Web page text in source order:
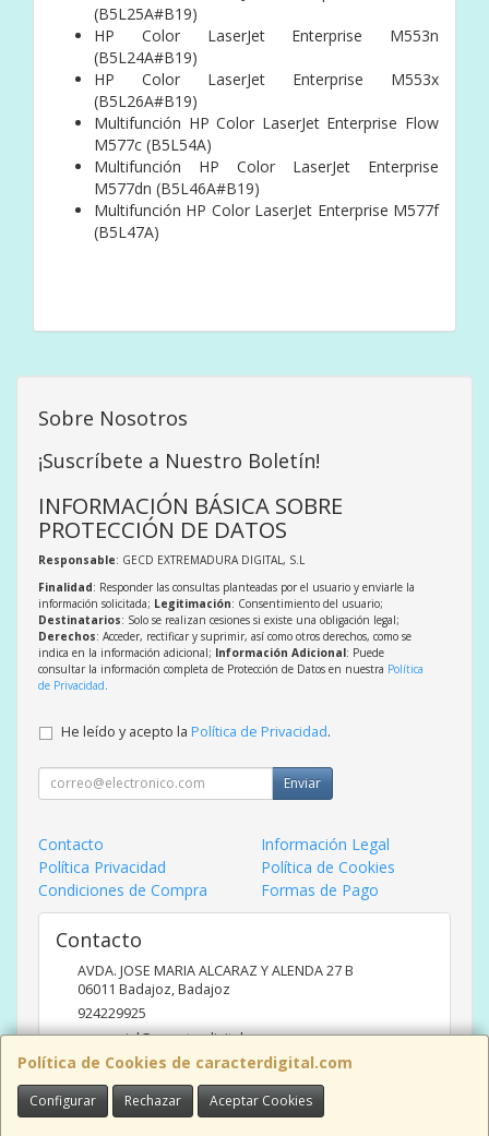
(B5L25A#B19)
HP Color LaserJet Enterprise M553n
(B5L24A#B19)
HP Color LaserJet Enterprise M553x
(B5L26A#B19)
Multifunción HP Color LaserJet Enterprise Flow
M577c (B5L54A)
Multifunción HP Color LaserJet Enterprise
M577dn (B5L46A#B19)
Multifunción HP Color LaserJet Enterprise M577f
(B5L47A)
Política de Cookies de caracterdigital.com
Configurar Rechazar Aceptar Cookies
Sobre Nosotros
¡Suscríbete a Nuestro Boletín!
INFORMACIÓN BÁSICA SOBRE
PROTECCIÓN DE DATOS
Responsable: GECD EXTREMADURA DIGITAL, S.L
Finalidad: Responder las consultas planteadas por el usuario y enviarle la
información solicitada; Legitimación: Consentimiento del usuario;
Destinatarios: Solo se realizan cesiones si existe una obligación legal;
Derechos: Acceder, rectificar y suprimir, así como otros derechos, como se
indica en la información adicional; Información Adicional: Puede
consultar la información completa de Protección de Datos en nuestra Política
de Privacidad
He leído y acepto la Política de Privacidad.
Enviar
Contacto
Información Legal
Política Privacidad
Política de Cookies
Condiciones de Compra
Formas de Pago
Contacto
AVDA. JOSE MARIA ALCARAZ Y ALENDA 27 B
06011 Badajoz,Badajoz
924229925
comercial@caracterdigital.com
Horario